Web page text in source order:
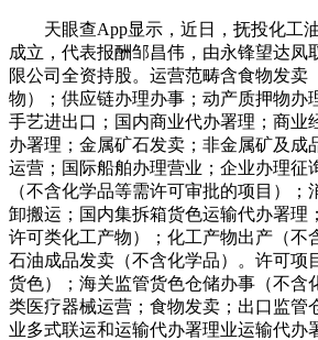
天眼查App显示，近日，抚投化工油
成立，代表报酬邹昌伟，由永锋望达凤
限公司全资持股。运营范畴含食物发卖
物）；供应链办理办事；动产质押物办
手艺进出口；国内商业代办署理；商业
办署理；金属矿石发卖；非金属矿及成
运营；国际船舶办理营业；企业办理征
（不含化学品等需许可审批的项目）
卸搬运；国内集拆箱货色运输代办署理
许可类化工产物）；化工产物出产（不
石油成品发卖（不含化学品）。许可项
货色）；海关监管货色仓储办事（不含
类医疗器械运营；食物发卖；出口监管
业多式联运和运输代办署理业运输代办